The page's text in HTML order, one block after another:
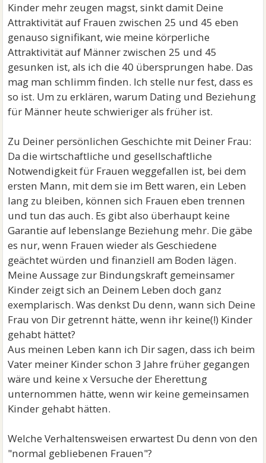
Kinder mehr zeugen magst, sinkt damit Deine
Attraktivität auf Frauen zwischen 25 und 45 eben
genauso signifikant, wie meine körperliche
Attraktivität auf Männer zwischen 25 und 45
gesunken ist, als ich die 40 übersprungen habe. Das
mag man schlimm finden. Ich stelle nur fest, dass es
so ist. Um zu erklären, warum Dating und Beziehung
für Männer heute schwieriger als früher ist.
Zu Deiner persönlichen Geschichte mit Deiner Frau:
Da die wirtschaftliche und gesellschaftliche
Notwendigkeit für Frauen weggefallen ist, bei dem
ersten Mann, mit dem sie im Bett waren, ein Leben
lang zu bleiben, können sich Frauen eben trennen
und tun das auch. Es gibt also überhaupt keine
Garantie auf lebenslange Beziehung mehr. Die gäbe
es nur, wenn Frauen wieder als Geschiedene
geächtet würden und finanziell am Boden lägen.
Meine Aussage zur Bindungskraft gemeinsamer
Kinder zeigt sich an Deinem Leben doch ganz
exemplarisch. Was denkst Du denn, wann sich Deine
Frau von Dir getrennt hätte, wenn ihr keine(!) Kinder
gehabt hättet?
Aus meinen Leben kann ich Dir sagen, dass ich beim
Vater meiner Kinder schon 3 Jahre früher gegangen
wäre und keine x Versuche der Eherettung
unternommen hätte, wenn wir keine gemeinsamen
Kinder gehabt hätten.
Welche Verhaltensweisen erwartest Du denn von den
"normal gebliebenen Frauen"?